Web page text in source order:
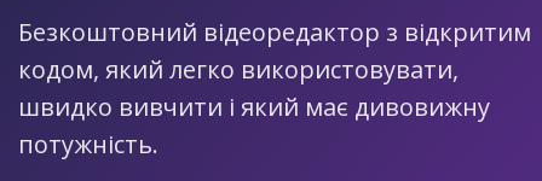
Безкоштовний відеоредактор з відкритим
кодом, який легко використовувати,
швидко вивчити і який має дивовижну
потужність.